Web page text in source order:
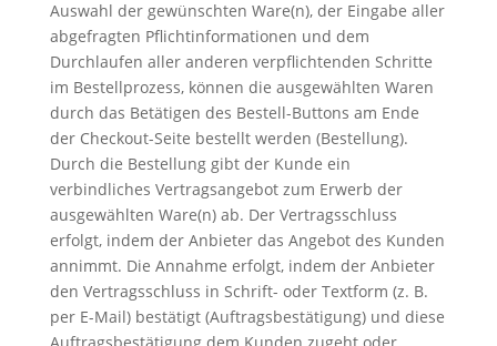
Auswahl der gewünschten Ware(n), der Eingabe aller
abgefragten Pflichtinformationen und dem
Durchlaufen aller anderen verpflichtenden Schritte
im Bestellprozess, können die ausgewählten Waren
durch das Betätigen des Bestell-Buttons am Ende
der Checkout-Seite bestellt werden (Bestellung).
Durch die Bestellung gibt der Kunde ein
verbindliches Vertragsangebot zum Erwerb der
ausgewählten Ware(n) ab. Der Vertragsschluss
erfolgt, indem der Anbieter das Angebot des Kunden
annimmt. Die Annahme erfolgt, indem der Anbieter
den Vertragsschluss in Schrift- oder Textform (z. B.
per E-Mail) bestätigt (Auftragsbestätigung) und diese